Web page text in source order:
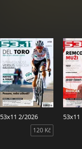
53x11 2/2026
120 Kč